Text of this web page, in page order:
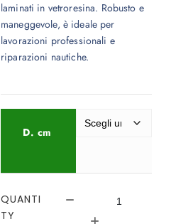
laminati in vetroresina. Robusto e
maneggevole, è ideale per
lavorazioni professionali e
riparazioni nautiche.
D. cm
QUANTI
TY